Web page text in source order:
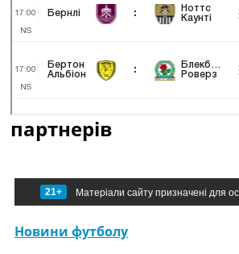
партнерів
21+ Матеріали сайту призначені для
Новини футболу